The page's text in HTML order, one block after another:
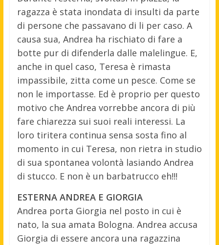
ragazza è stata inondata di insulti da parte
di persone che passavano di li per caso. A
causa sua, Andrea ha rischiato di fare a
botte pur di difenderla dalle malelingue. E,
anche in quel caso, Teresa è rimasta
impassibile, zitta come un pesce. Come se
non le importasse. Ed è proprio per questo
motivo che Andrea vorrebbe ancora di più
fare chiarezza sui suoi reali interessi. La
loro tiritera continua sensa sosta fino al
momento in cui Teresa, non rietra in studio
di sua spontanea volontà lasiando Andrea
di stucco. E non è un barbatrucco eh!!!
ESTERNA ANDREA E GIORGIA
Andrea porta Giorgia nel posto in cui è
nato, la sua amata Bologna. Andrea accusa
Giorgia di essere ancora una ragazzina